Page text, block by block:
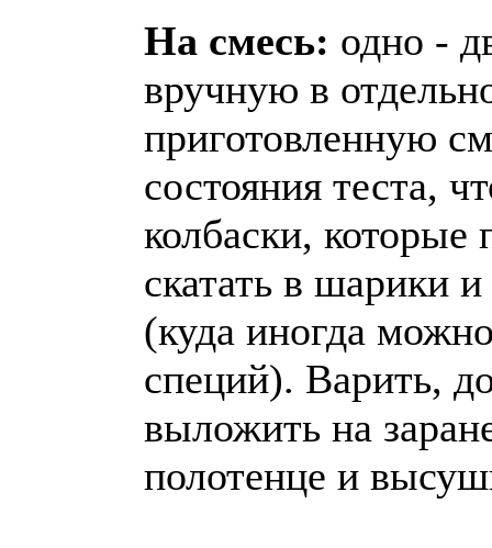
На смесь: одно -
вручную в
приготовленную
состояния теста,
колбаски, которые
скатать в шарики
(куда иногда
специй). Варить,
выложить на
полотенце и